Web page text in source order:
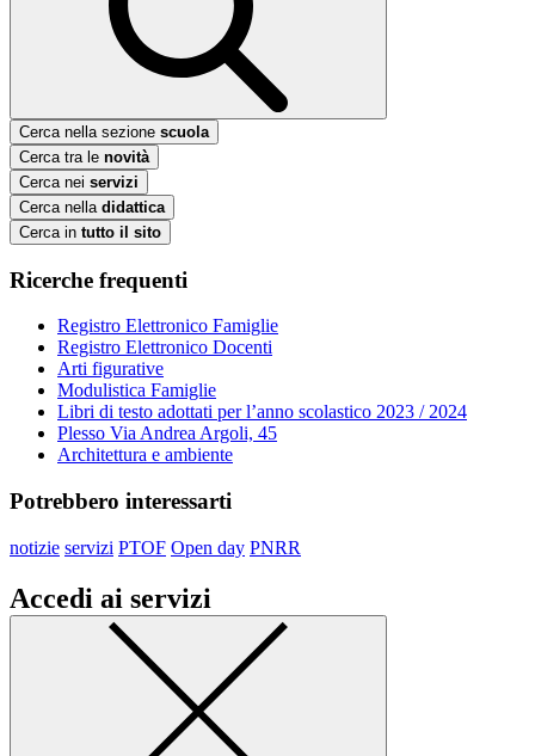
Cerca nella sezione scuola
Cerca tra le novità
Cerca nei servizi
Cerca nella didattica
Cerca in tutto il sito
Ricerche frequenti
Registro Elettronico Famiglie
Registro Elettronico Docenti
Arti figurative
Modulistica Famiglie
Libri di testo adottati per l’anno scolastico 2023 / 2024
Plesso Via Andrea Argoli, 45
Architettura e ambiente
Potrebbero interessarti
notizie servizi PTOF Open day PNRR
Accedi ai servizi